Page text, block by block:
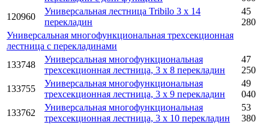
120960
Универсальная лестница Tribilo 3 x 14
перекладин
45
280
Универсальная многофункциональная трехсекционная
лестница с перекладинами
133748
Универсальная многофункциональная
трехсекционная лестница, 3 x 8 перекладин
47
250
133755
Универсальная многофункциональная
трехсекционная лестница, 3 x 9 перекладин
49
040
133762
Универсальная многофункциональная
трехсекционная лестница, 3 x 10 перекладин
53
380